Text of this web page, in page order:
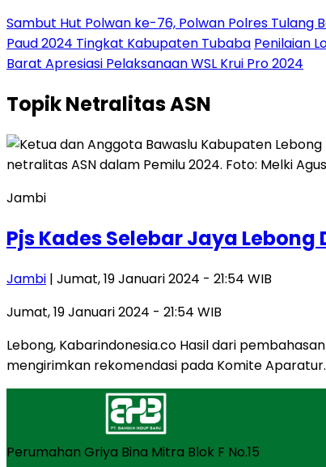
Sambut Hut Polwan ke-76, Polwan Polres Tulang
Paud 2024 Tingkat Kabupaten Tubaba Penilaian
Barat Apresiasi Pelaksanaan WSL Krui Pro 2024
TopikNetralitas ASN
Jambi
Pjs Kades Selebar Jaya
Jambi | Jumat, 19 Januari 2024 - 21:54 WIB
Jumat, 19 Januari 2024 - 21:54 WIB
Lebong, Kabarindonesia.co Hasil dari
mengirimkan rekomendasi pada Komite
Perumahan Griya Bina Mitra Blok F No.15